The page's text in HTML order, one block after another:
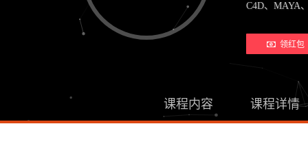
C4D、
领红包
课程内容 课程详情